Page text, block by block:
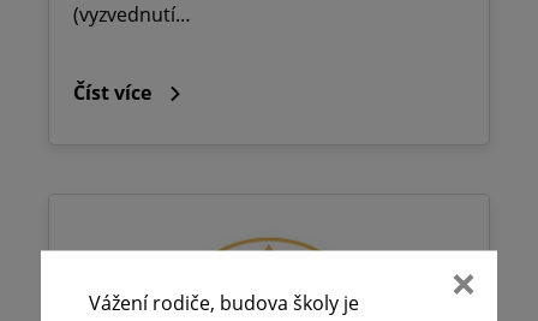
(vyzvednutí…
Číst více
Vážení rodiče, budova školy je